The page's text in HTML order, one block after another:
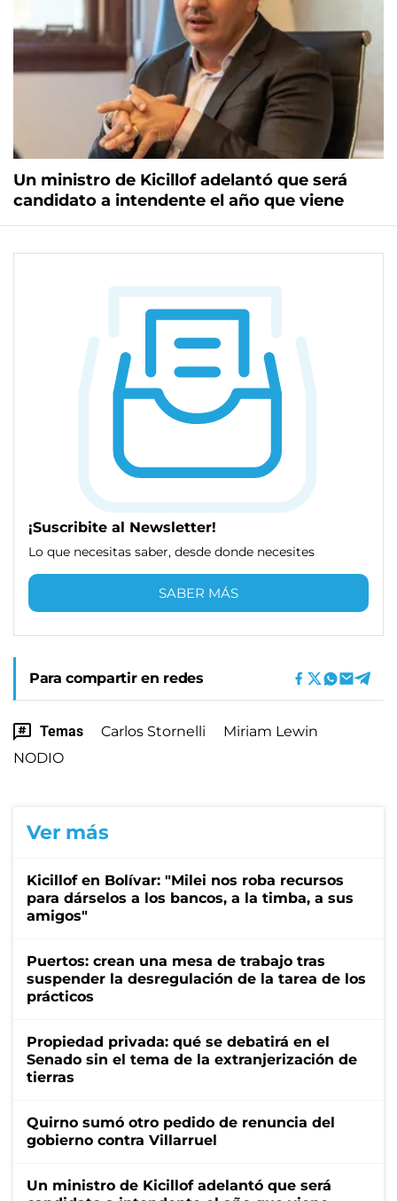
Un ministro de Kicillof adelantó que será
candidato a intendente el año que viene
¡Suscribite al Newsletter!
Lo que necesitas saber, desde donde necesites
SABER MÁS
Para compartir en redes
Temas Carlos Stornelli
Miriam Lewin
NODIO
Ver más
Kicillof en Bolívar: "Milei nos roba recursos
para dárselos a los bancos, a la timba, a sus
amigos"
Puertos: crean una mesa de trabajo tras
suspender la desregulación de la tarea de los
prácticos
Propiedad privada: qué se debatirá en el
Senado sin el tema de la extranjerización de
tierras
Quirno sumó otro pedido de renuncia del
gobierno contra Villarruel
Un ministro de Kicillof adelantó que será